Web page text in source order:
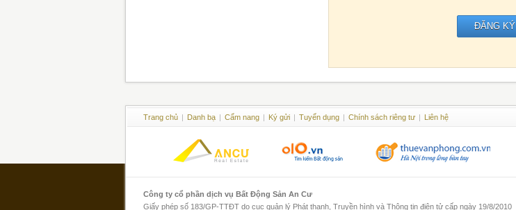
ĐĂNG KÝ
Trang chủ | Danh bạ | Cẩm nang | Ký gửi | Tuyển dụng | Chính sách riêng tư | Liên hệ
Công ty cổ phần dịch vụ Bất Động Sản An Cư
Giấy phép số 183/GP-TTĐT do cục quản lý Phát thanh, Truyền hình và Thông tin điện tử cấp ngày 19/8/2010